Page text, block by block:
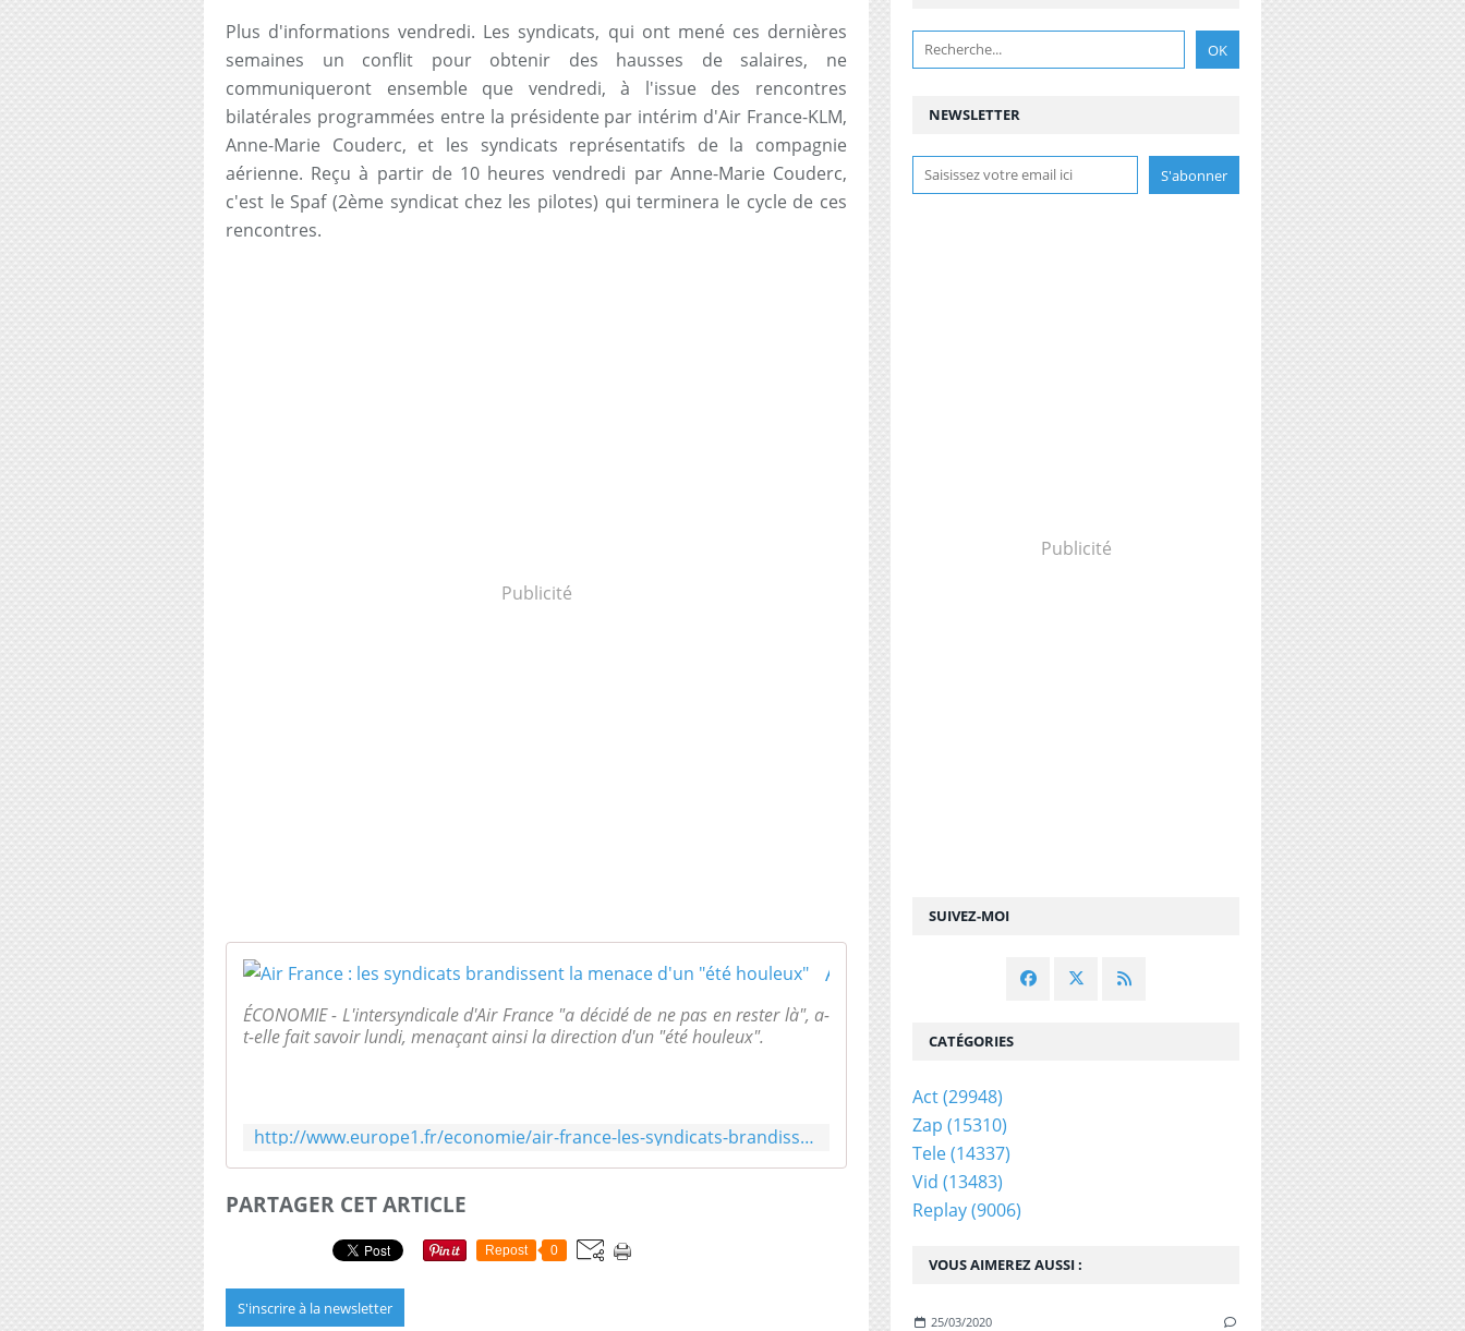
Plus d'informations vendredi. Les syndicats, qui ont mené ces dernières
semaines un conflit pour obtenir des hausses de salaires, ne
communiqueront ensemble que vendredi, à l'issue des rencontres
bilatérales programmées entre la présidente par intérim d'Air France-KLM,
Anne-Marie Couderc, et les syndicats représentatifs de la compagnie
aérienne. Reçu à partir de 10 heures vendredi par Anne-Marie Couderc,
c'est le Spaf (2ème syndicat chez les pilotes) qui terminera le cycle de ces
rencontres.
Publicité
ÉCONOMIE - L'intersyndicale d'Air France "a décidé de ne pas en rester là", a-
t-elle fait savoir lundi, menaçant ainsi la direction d'un "été houleux".
http://www.europe1.fr/economie/air-france-les-syndicats-brandissent-la-menace-dun-ete-houleux-3671879
PARTAGER CET ARTICLE
Repost 0
S'inscrire à la newsletter
NEWSLETTER
SUIVEZ-MOI
Publicité
VOUS AIMEREZ AUSSI :
25/03/2020
CATÉGORIES
Act(29948)
Zap (15310)
Tele(14337)
Vid (13483)
Replay(9006)